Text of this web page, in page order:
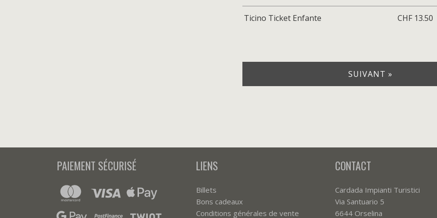
Ticino Ticket Enfante CHF 13.50
SUIVANT »
PAIEMENT SÉCURISÉ LIENS
Billets
Bons cadeaux
Conditions générales de vente
CONTACT
Cardada Impianti Turistici
Via Santuario 5
6644 Orselina